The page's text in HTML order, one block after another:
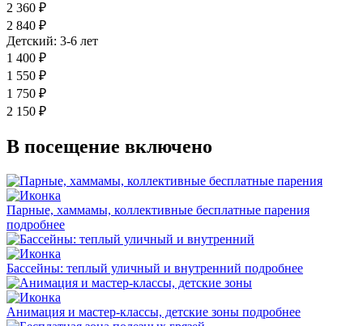
2 360 ₽
2 840 ₽
Детский: 3-6 лет
1 400 ₽
1 550 ₽
1 750 ₽
2 150 ₽
В посещение включено
Парные, хаммамы, коллективные бесплатные парения
подробнее
Бассейны: теплый уличный и внутренний подробнее
Анимация и мастер-классы, детские зоны подробнее